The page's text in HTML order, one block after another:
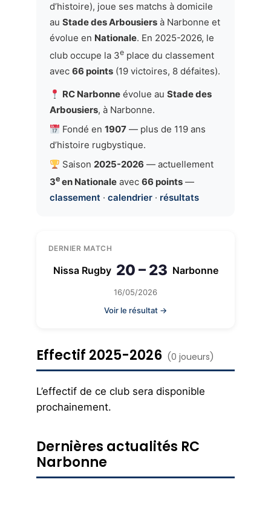
d’histoire), joue ses matchs à domicile
au Stade des Arbousiersà Narbonne et
évolue en Nationale. En 2025-2026, le
club occupe la 3eplace du classement
avec 66 points(19 victoires, 8 défaites).
RC Narbonneévolue au Stade des
Arbousiers, à Narbonne.
Fondé en 1907— plus de 119 ans
d’histoire rugbystique.
Saison 2025-2026 — actuellement
3een Nationaleavec 66 points—
classement· calendrier· résultats
DERNIER MATCH
Nissa Rugby 20 – 23 Narbonne
16/05/2026
Voir le résultat →
Effectif 2025-2026 (0 joueurs)
L’effectif de ce club sera disponible
prochainement.
Dernières actualités RC
Narbonne